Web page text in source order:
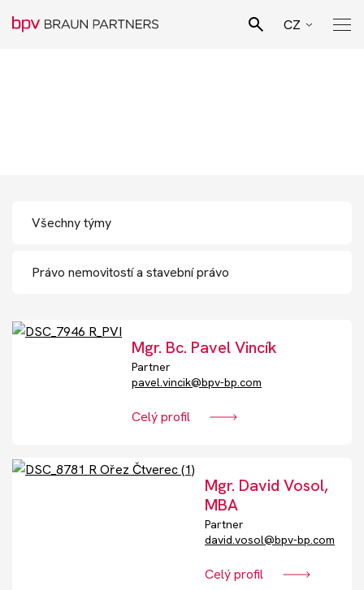
Podnikatelské sektory
Nechte si poradit
CZ
Mgr. Bc. Pavel Vincík
Partner
pavel.vincik@bpv-bp.com
Celý profil
Mgr. David Vosol,
MBA
Partner
david.vosol@bpv-bp.com
Celý profil